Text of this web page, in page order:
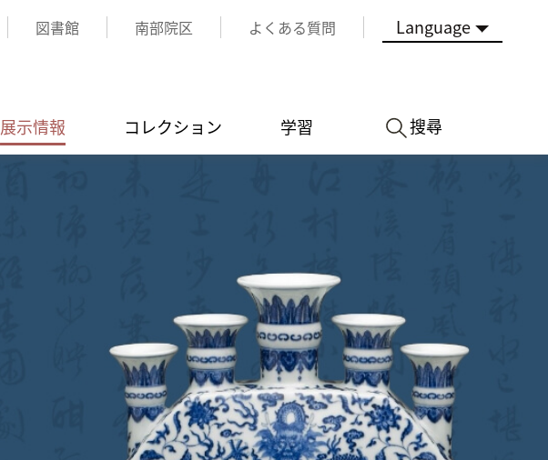
図書館 南部院区 よくある質問 Language
展示情報 コレクション 学習 搜尋